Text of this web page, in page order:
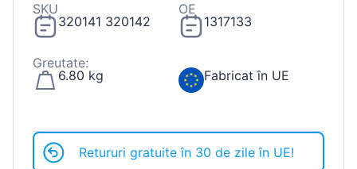
SKU
320141 320142
OE
1317133
Greutate:
6.80 kg
Fabricat în UE
Retururi gratuite în 30 de zile în UE!